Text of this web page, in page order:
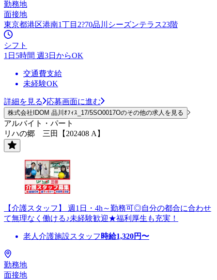
勤務地
面接地
東京都港区港南1丁目2?70品川シーズンテラス23階
シフト
1日5時間 週3日からOK
交通費支給
未経験OK
詳細を見る 応募画面に進む
株式会社IDOM 品川ｵﾌｨｽ_17/5SO0017Oのその他の求人を見る
アルバイト・パート
リハの郷 三田【202408 A】
【介護スタッフ】 週1日・4h～勤務可◎自分の都合に合わせ
て無理なく働ける♪未経験歓迎★福利厚生も充実！
老人介護施設スタッフ 時給1,320円〜
勤務地
面接地